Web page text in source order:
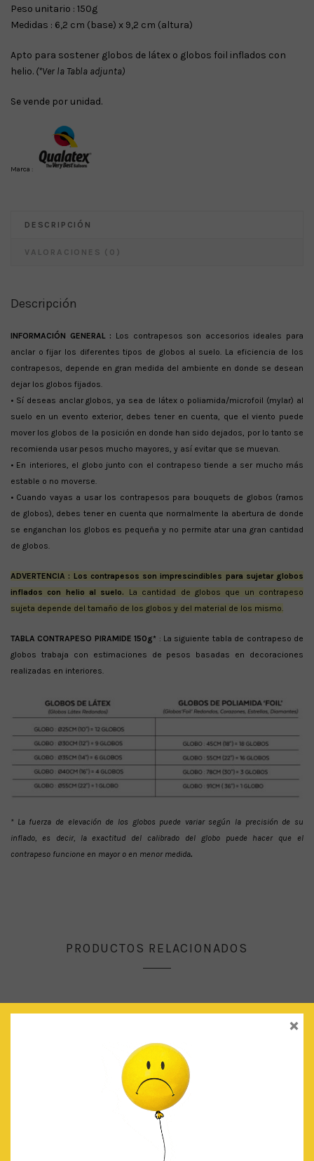
Peso unitario : 150g
Medidas : 6,2 cm (base) x 9,2 cm (altura)
Apto para sostener globos de látex o globos foil inflados con
helio. (*Ver la Tabla adjunta)
Se vende por unidad.
Marca :
DESCRIPCIÓN
VALORACIONES (0)
Descripción
INFORMACIÓN GENERAL : Los contrapesos son accesorios ideales para
anclar o fijar los diferentes tipos de globos al suelo. La eficiencia de los
contrapesos, depende en gran medida del ambiente en donde se desean
dejar los globos fijados.
• Sí deseas anclar globos, ya sea de látex o poliamida/microfoil (mylar) al
suelo en un evento exterior, debes tener en cuenta, que el viento puede
mover los globos de la posición en donde han sido dejados, por lo tanto se
recomienda usar pesos mucho mayores, y así evitar que se muevan.
• En interiores, el globo junto con el contrapeso tiende a ser mucho más
estable o no moverse.
• Cuando vayas a usar los contrapesos para bouquets de globos (ramos
de globos), debes tener en cuenta que normalmente la abertura de donde
se enganchan los globos es pequeña y no permite atar una gran cantidad
de globos.
ADVERTENCIA : Los contrapesos son imprescindibles para sujetar globos
inflados con helio al suelo.
La cantidad de globos que un contrapeso
sujeta depende del tamaño de los globos y del material de los mismo.
TABLA CONTRAPESO PIRAMIDE 150g* : La siguiente tabla de contrapeso de
globos trabaja con estimaciones de pesos basadas en decoraciones
realizadas en interiores.
* La fuerza de elevación de los globos puede variar según la precisión de su
inflado, es decir, la exactitud del calibrado del globo puede hacer que el
contrapeso funcione en mayor o en menor medida.
PRODUCTOS RELACIONADOS
×